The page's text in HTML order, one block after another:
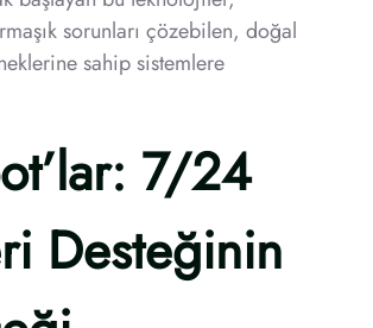
sorunları çözebilen, doğal
sahip sistemlere
7/24
Desteğinin